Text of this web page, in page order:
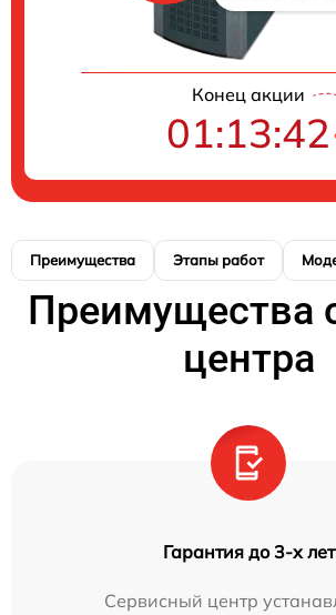
Конец акции
01:13:41
Преимущества Этапы работ
Преимущества
центра
Гарантия до 3-х лет
Сервисный центр